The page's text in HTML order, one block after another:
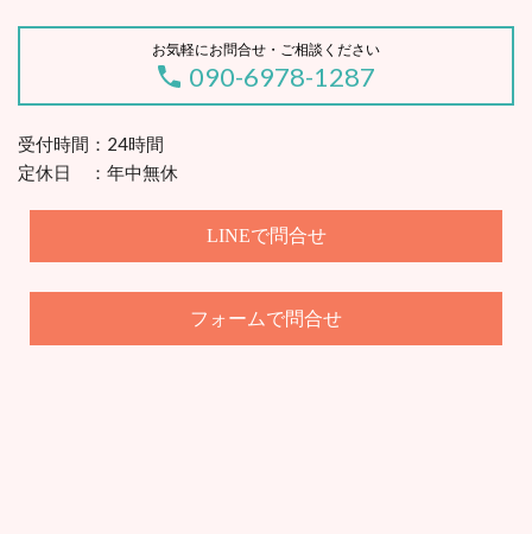
お気軽にお問合せ・ご相談ください
090-6978-1287
受付時間：24時間
定休日 ：年中無休
LINEで問合せ
フォームで問合せ